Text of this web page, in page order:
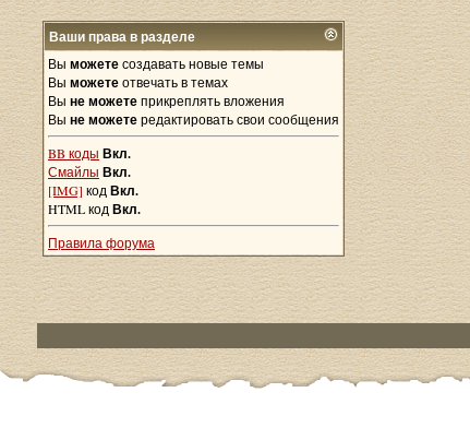
Ваши права в разделе
Вы можетесоздавать новые темы
Вы можетеотвечать в темах
Вы не можетеприкреплять вложения
Вы не можетередактировать свои сообщения
BB коды Вкл.
Смайлы Вкл.
[IMG] код Вкл.
HTML код Вкл.
Правила форума